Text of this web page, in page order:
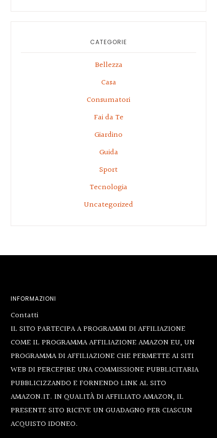
CATEGORIE
Bellezza
Casa
Consumatori
Fai da Te
Giardino
Guida
Sport
Tecnologia
Uncategorized
Footer
INFORMAZIONI
Contatti
IL SITO PARTECIPA A PROGRAMMI DI AFFILIAZIONE
COME IL PROGRAMMA AFFILIAZIONE AMAZON EU, UN
PROGRAMMA DI AFFILIAZIONE CHE PERMETTE AI SITI
WEB DI PERCEPIRE UNA COMMISSIONE PUBBLICITARIA
PUBBLICIZZANDO E FORNENDO LINK AL SITO
AMAZON.IT. IN QUALITÀ DI AFFILIATO AMAZON, IL
PRESENTE SITO RICEVE UN GUADAGNO PER CIASCUN
ACQUISTO IDONEO.